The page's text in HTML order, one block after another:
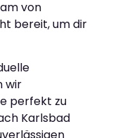
von
bereit, um dir
wir
perfekt zu
Karlsbad